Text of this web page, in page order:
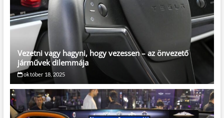
Vezetni vagy hagyni, hogy vezessen – az önvezető
járművek dilemmája
október 18, 2025